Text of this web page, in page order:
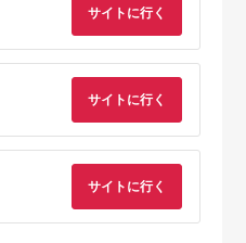
出典：楽天ふるさと納
160g 2尾〜24尾 選
べる種類 量 丑の日
[駿河淡水 静岡県 吉田
町 22424530] タレ山
椒付き 真空パック 個
装 静岡県産 静岡 鰻
5.0
出典：ふるさとチョ
鹿児島県 鹿屋市
ぎ蒲焼 特大２尾
ｇ
寄付金額:
サイトに行く
サイトに行く
サイトに行く